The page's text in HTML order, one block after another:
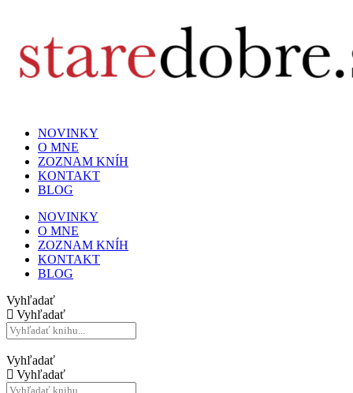
NOVINKY
O MNE
ZOZNAM KNÍH
KONTAKT
BLOG
NOVINKY
O MNE
ZOZNAM KNÍH
KONTAKT
BLOG
Vyhľadať
Vyhľadať
Vyhľadať
Vyhľadať